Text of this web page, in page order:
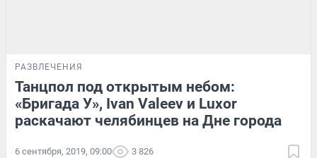
РАЗВЛЕЧЕНИЯ
Танцпол под открытым небом:
«Бригада У», Ivan Valeev и Luxor
раскачают челябинцев на Дне города
6 сентября, 2019, 09:00 3 826